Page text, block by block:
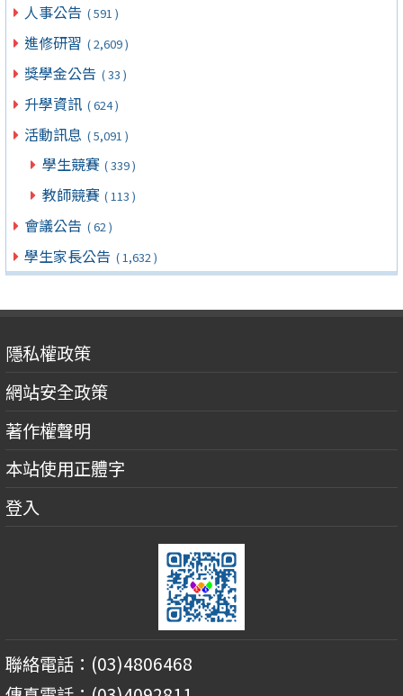
人事公告 ( 591 )
進修研習 ( 2,609 )
獎學金公告 ( 33 )
升學資訊 ( 624 )
活動訊息 ( 5,091 )
學生競賽 ( 339 )
教師競賽 ( 113 )
會議公告 ( 62 )
學生家長公告 ( 1,632 )
隱私權政策
網站安全政策
著作權聲明
本站使用正體字
登入
聯絡電話：(03)4806468